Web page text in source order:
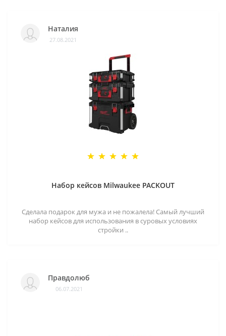
Наталия
27.08.2021
Набор кейсов Milwaukee PACKOUT
Сделала подарок для мужа и не пожалела! Самый лучший
набор кейсов для использования в суровых условиях
стройки ..
Правдолюб
06.07.2021